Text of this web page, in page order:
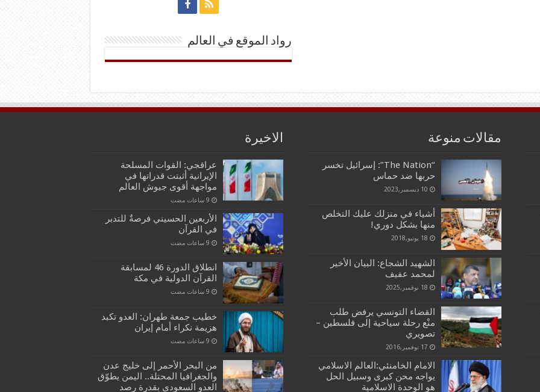
رواد الموقع في العالم
مقالات منوعة
“The Nation”: إسرائيل تخسر
حربها ضد حماس
10 ديسمبر,2023
أشياء في منزلك عليك التخلص
منها بشكل دوري!
18 يونيو,2018
الشهيد الشجاع: البيان الأخير
لمحمد عفيف
18 نوفمبر,2025
القضاء التونسي يرفض طلب
منْع رحلة سياحية إلى فلسطين –
تصويري
17 نوفمبر,2016
الامام الخامنئي:العالم الاسلامي
يواجه محن كبرى وسبيل الحل
هو الوحدة الاسلامية
الاخيرة
عراقجي: القوات المسلحة
الإيرانية أثبتت قدراتها في
مواجهة أقوى جيوش العالم
الأربعين الحسيني فرصةٌ للتدبر
في القرآن
انطلاق الدورة 46 لمسابقة
القرآن الدولية في مكة
خطيب جمعة طهران: العدو تكبد
هزيمة نكراء أمام إيران
من البحر الأحمر إلى خليج عدن
والجغرافيا المحتلة.. اليمن يطوّق
العدو السعودي بقدرة رصد